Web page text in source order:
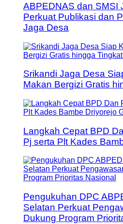
ABPEDNAS dan SMSI
Perkuat Publikasi dan
Jaga Desa
Srikandi Jaga Desa
Makan Bergizi Gratis
Langkah Cepat BPD
Pj serta Plt Kades
Pengukuhan DPC
Selatan Perkuat
Dukung Program